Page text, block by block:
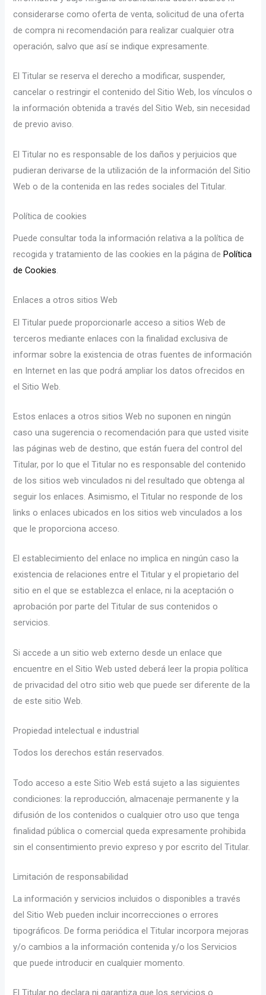
considerarse como oferta de venta, solicitud de una oferta
de compra ni recomendación para realizar cualquier otra
operación, salvo que así se indique expresamente.
El Titular se reserva el derecho a modificar, suspender,
cancelar o restringir el contenido del Sitio Web, los vínculos o
la información obtenida a través del Sitio Web, sin necesidad
de previo aviso.
El Titular no es responsable de los daños y perjuicios que
pudieran derivarse de la utilización de la información del Sitio
Web o de la contenida en las redes sociales del Titular.
Política de cookies
Puede consultar toda la información relativa a la política de
recogida y tratamiento de las cookies en la página dePolítica
de Cookies.
Enlaces a otros sitios Web
El Titular puede proporcionarle acceso a sitios Web de
terceros mediante enlaces con la finalidad exclusiva de
informar sobre la existencia de otras fuentes de información
en Internet en las que podrá ampliar los datos ofrecidos en
el Sitio Web.
Estos enlaces a otros sitios Web no suponen en ningún
caso una sugerencia o recomendación para que usted visite
las páginas web de destino, que están fuera del control del
Titular, por lo que el Titular no es responsable del contenido
de los sitios web vinculados ni del resultado que obtenga al
seguir los enlaces. Asimismo, el Titular no responde de los
links o enlaces ubicados en los sitios web vinculados a los
que le proporciona acceso.
El establecimiento del enlace no implica en ningún caso la
existencia de relaciones entre el Titular y el propietario del
sitio en el que se establezca el enlace, ni la aceptación o
aprobación por parte del Titular de sus contenidos o
servicios.
Si accede a un sitio web externo desde un enlace que
encuentre en el Sitio Web usted deberá leer la propia política
de privacidad del otro sitio web que puede ser diferente de la
de este sitio Web.
Propiedad intelectual e industrial
Todos los derechos están reservados.
Todo acceso a este Sitio Web está sujeto a las siguientes
condiciones: la reproducción, almacenaje permanente y la
difusión de los contenidos o cualquier otro uso que tenga
finalidad pública o comercial queda expresamente prohibida
sin el consentimiento previo expreso y por escrito del Titular.
Limitación de responsabilidad
La información y servicios incluidos o disponibles a través
del Sitio Web pueden incluir incorrecciones o errores
tipográficos. De forma periódica el Titular incorpora mejoras
y/o cambios a la información contenida y/o los Servicios
que puede introducir en cualquier momento.